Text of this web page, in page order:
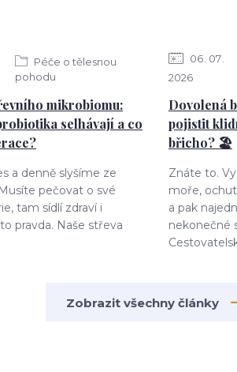
Péče o tělesnou
pohodu
mikrobiomu:
selhávají a co
a denně slyšíme ze
pečovat o své
tam sídlí zdraví i
pravda. Naše střeva
06 07
2026
Dovolená
pojistit
břicho? 🏖️
Znáte to.
moře,
a pak
nekonečné
Zobrazit všechny články